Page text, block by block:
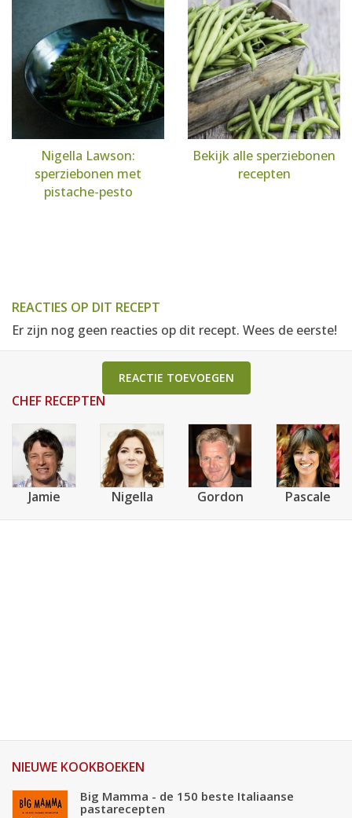
Nigella Lawson:
sperziebonen met
pistache-pesto
Bekijk alle sperziebonen
recepten
REACTIES OP DIT RECEPT
Er zijn nog geen reacties op dit recept. Wees de eerste!
REACTIE TOEVOEGEN
CHEF RECEPTEN
Jamie Nigella Gordon Pascale
NIEUWE KOOKBOEKEN
Big Mamma - de 150 beste Italiaanse
pastarecepten